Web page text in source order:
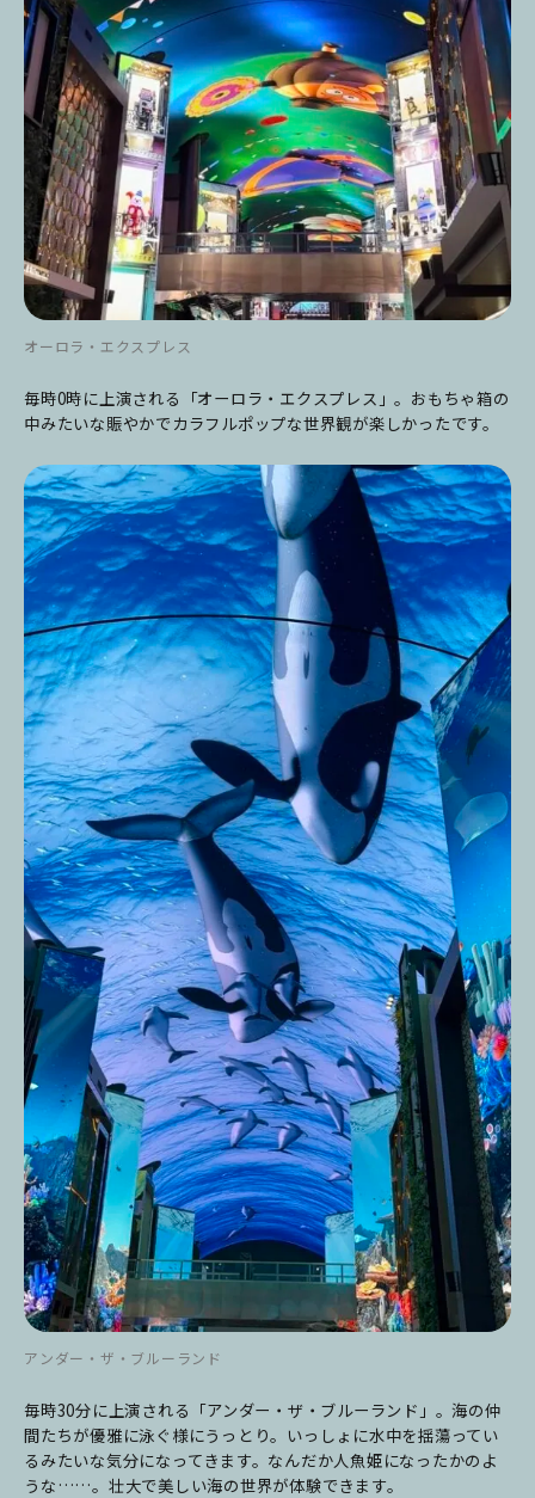
オーロラ・エクスプレス
毎時0時に上演される「オーロラ・エクスプレス」。おもちゃ箱の
中みたいな賑やかでカラフルポップな世界観が楽しかったです。
アンダー・ザ・ブルーランド
毎時30分に上演される「アンダー・ザ・ブルーランド」。海の仲
間たちが優雅に泳ぐ様にうっとり。いっしょに水中を揺蕩ってい
るみたいな気分になってきます。なんだか人魚姫になったかのよ
うな……。壮大で美しい海の世界が体験できます。